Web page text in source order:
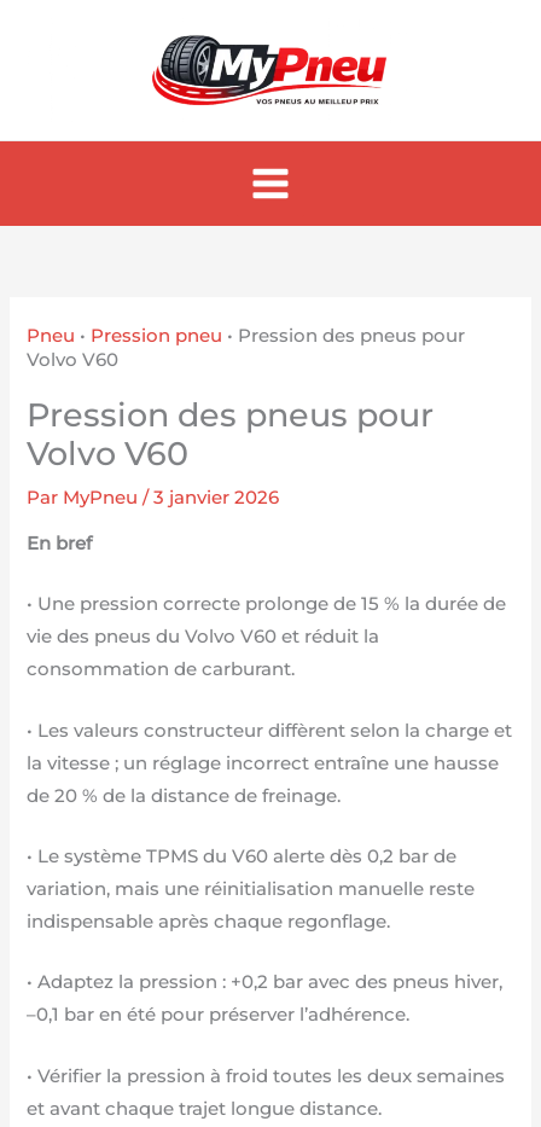
Pneu • Pression pneu • Pression des pneus pour
Volvo V60
Pression des pneus pour
Volvo V60
Par MyPneu/3 janvier 2026
En bref
• Une pression correcte prolonge de 15 % la durée de
vie des pneus du Volvo V60 et réduit la
consommation de carburant.
• Les valeurs constructeur diffèrent selon la charge et
la vitesse ; un réglage incorrect entraîne une hausse
de 20 % de la distance de freinage.
• Le système TPMS du V60 alerte dès 0,2 bar de
variation, mais une réinitialisation manuelle reste
indispensable après chaque regonflage.
• Adaptez la pression : +0,2 bar avec des pneus hiver,
–0,1 bar en été pour préserver l’adhérence.
• Vérifier la pression à froid toutes les deux semaines
et avant chaque trajet longue distance.